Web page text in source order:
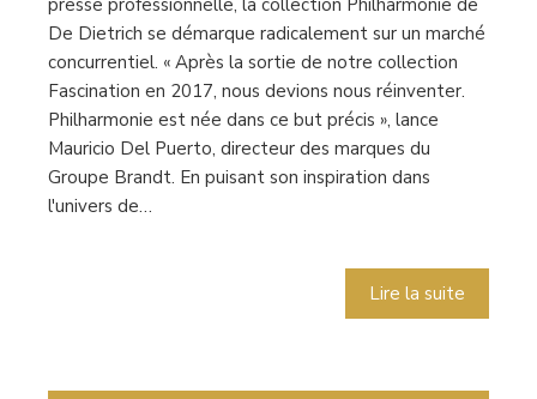
presse professionnelle, la collection Philharmonie de
De Dietrich se démarque radicalement sur un marché
concurrentiel. « Après la sortie de notre collection
Fascination en 2017, nous devions nous réinventer.
Philharmonie est née dans ce but précis », lance
Mauricio Del Puerto, directeur des marques du
Groupe Brandt. En puisant son inspiration dans
l'univers de…
Lire la suite